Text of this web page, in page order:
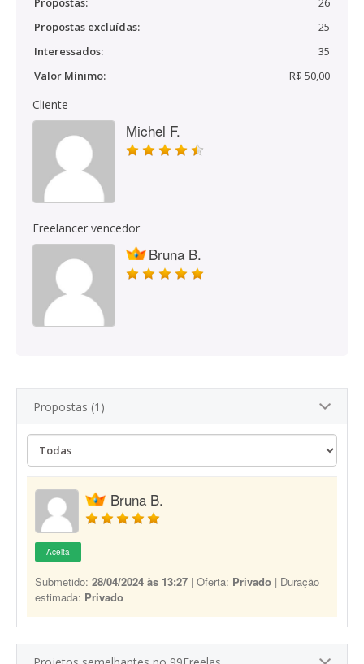
Propostas excluídas:
25
Interessados:
35
Valor Mínimo:
R$ 50,00
Cliente
Michel F.
Freelancer vencedor
Bruna B.
Propostas (1)
Bruna B.
Aceita
Submetido: 28/04/2024 às 13:27 | Oferta: Privado | Duração
estimada: Privado